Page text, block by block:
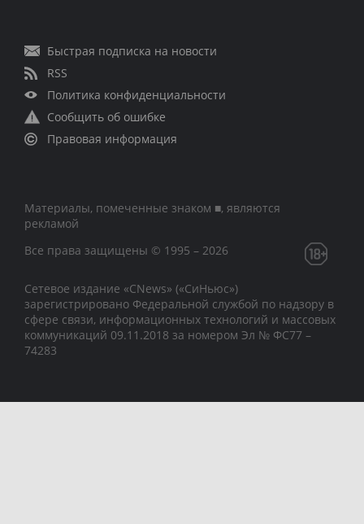
Быстрая подписка на новости
RSS
Политика конфиденциальности
Сообщить об ошибке
Правовая информация
Материалы, помеченные знаком ■, являются
рекламой
Все права защищены © 1995 – 2026
Сетевое издание «CNews» («СиНьюс»)
зарегистрировано Федеральной службой по надзору в
сфере связи, информационных технологий и массовых
коммуникаций 09.11.2018 за номером Эл № ФС77 –
74283